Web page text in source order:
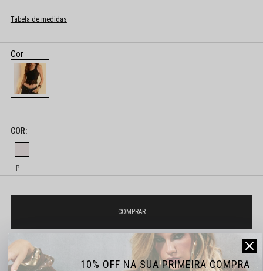
Tabela de medidas
P
10% OFF NA SUA PRIMEIRA COMPRA